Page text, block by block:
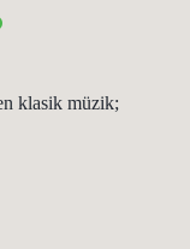
klasik müzik;